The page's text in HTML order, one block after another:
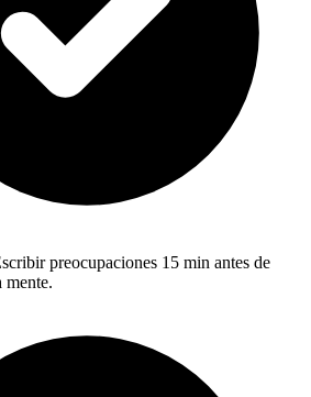
preocupaciones 15 min antes de
mente.